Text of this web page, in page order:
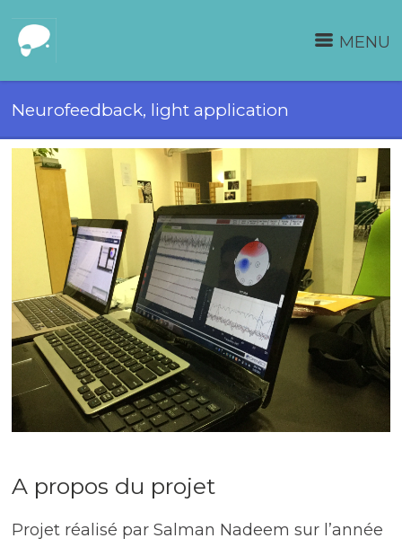
MENU
Neurofeedback, light application
A propos du projet
Projet réalisé par Salman Nadeem sur l’année